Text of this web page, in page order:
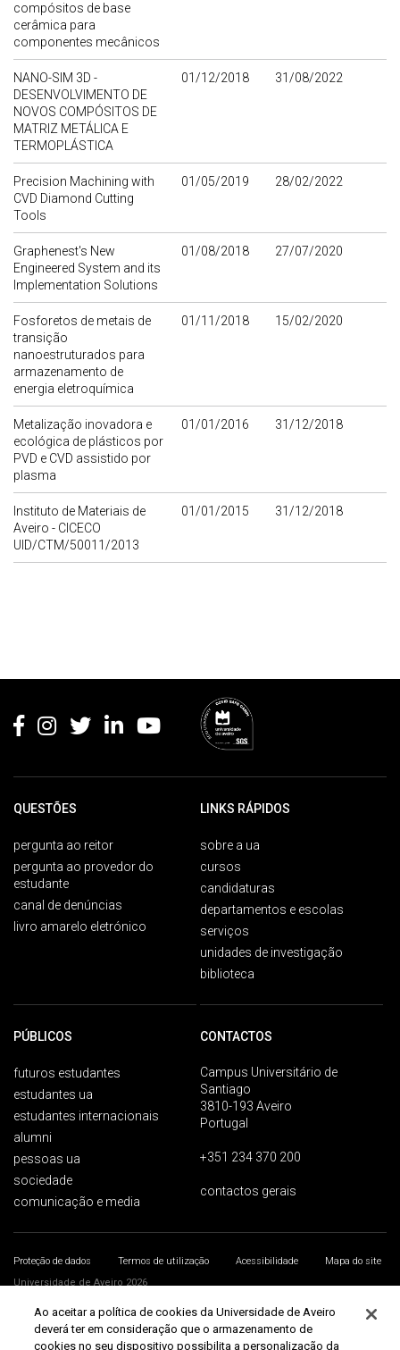
compósitos de base
cerâmica para
componentes mecânicos
NANO-SIM 3D -
DESENVOLVIMENTO DE
NOVOS COMPÓSITOS DE
MATRIZ METÁLICA E
TERMOPLÁSTICA
01/12/2018 31/08/2022
Precision Machining with
CVD Diamond Cutting
Tools
01/05/2019 28/02/2022
Graphenest's New
Engineered System and its
Implementation Solutions
01/08/2018 27/07/2020
Fosforetos de metais de
transição
nanoestruturados para
armazenamento de
energia eletroquímica
01/11/2018 15/02/2020
Metalização inovadora e
ecológica de plásticos por
PVD e CVD assistido por
plasma
01/01/2016 31/12/2018
Instituto de Materiais de
Aveiro - CICECO
UID/CTM/50011/2013
01/01/2015 31/12/2018
QUESTÕES
pergunta ao reitor
pergunta ao provedor do
estudante
canal de denúncias
livro amarelo eletrónico
LINKS RÁPIDOS
sobre a ua
cursos
candidaturas
departamentos e escolas
serviços
unidades de investigação
biblioteca
PÚBLICOS
futuros estudantes
estudantes ua
estudantes internacionais
alumni
pessoas ua
sociedade
comunicação e media
CONTACTOS
Campus Universitário de
Santiago
3810-193 Aveiro
Portugal
+351 234 370 200
contactos gerais
Proteção de dados Termos de utilização Acessibilidade
Mapa do site
Universidade de Aveiro 2026
Ao aceitar a política de cookies da Universidade de Aveiro
deverá ter em consideração que o armazenamento de
cookies no seu dispositivo possibilita a personalização da